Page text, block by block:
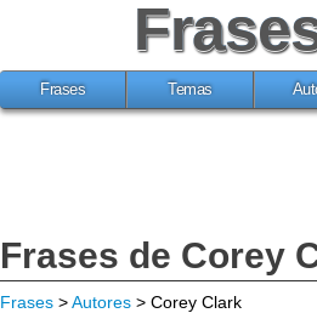
Frases Temas
Frases de Corey
Frases >Autores > Corey Clark